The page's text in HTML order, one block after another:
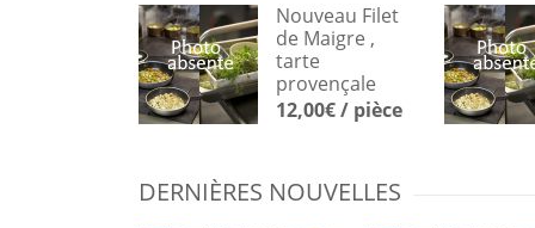
Nouveau Filet
de Maigre ,
tarte
provençale
12,00€ / pièce
DERNIÈRES NOUVELLES